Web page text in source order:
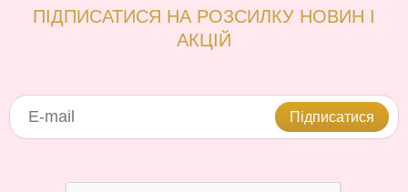
ПІДПИСАТИСЯ НА РОЗСИЛКУ НОВИН І
АКЦІЙ
Підписатися